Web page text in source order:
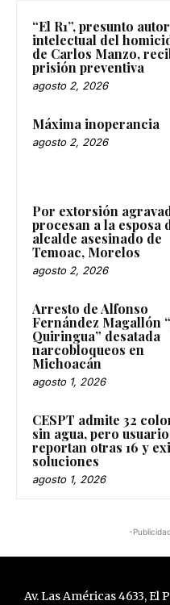
“El R1”, presunto autor
intelectual del
de Carlos Manzo,
prisión preventiva
agosto 2, 2026
Máxima inoperancia
agosto 2, 2026
Por extorsión
procesan a la esposa
alcalde asesinado de
Temoac, Morelos
agosto 2, 2026
Arresto de Alfonso
Fernández Magallón
Quiringua” desatada
narcobloqueos en
Michoacán
agosto 1, 2026
CESPT admite 32
sin agua, pero
reportan otras 16 y
soluciones
agosto 1, 2026
-
Av. Las Américas 4633, El